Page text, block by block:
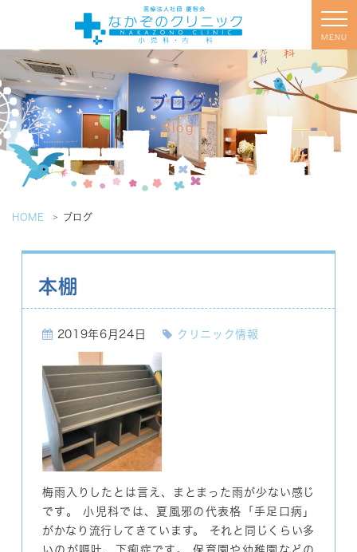
MENU
ブログ
Blog
HOME ブログ
本棚
2019年6月24日 クリニック情報
梅雨入りしたとは言え、まとまった雨が少ない感じ
です。 小児科では、夏風邪の代表格「手足口病」
がかなり流行してきています。 それと同じくらい多
いのが嘔吐、下痢症です。 保育園や幼稚園などの